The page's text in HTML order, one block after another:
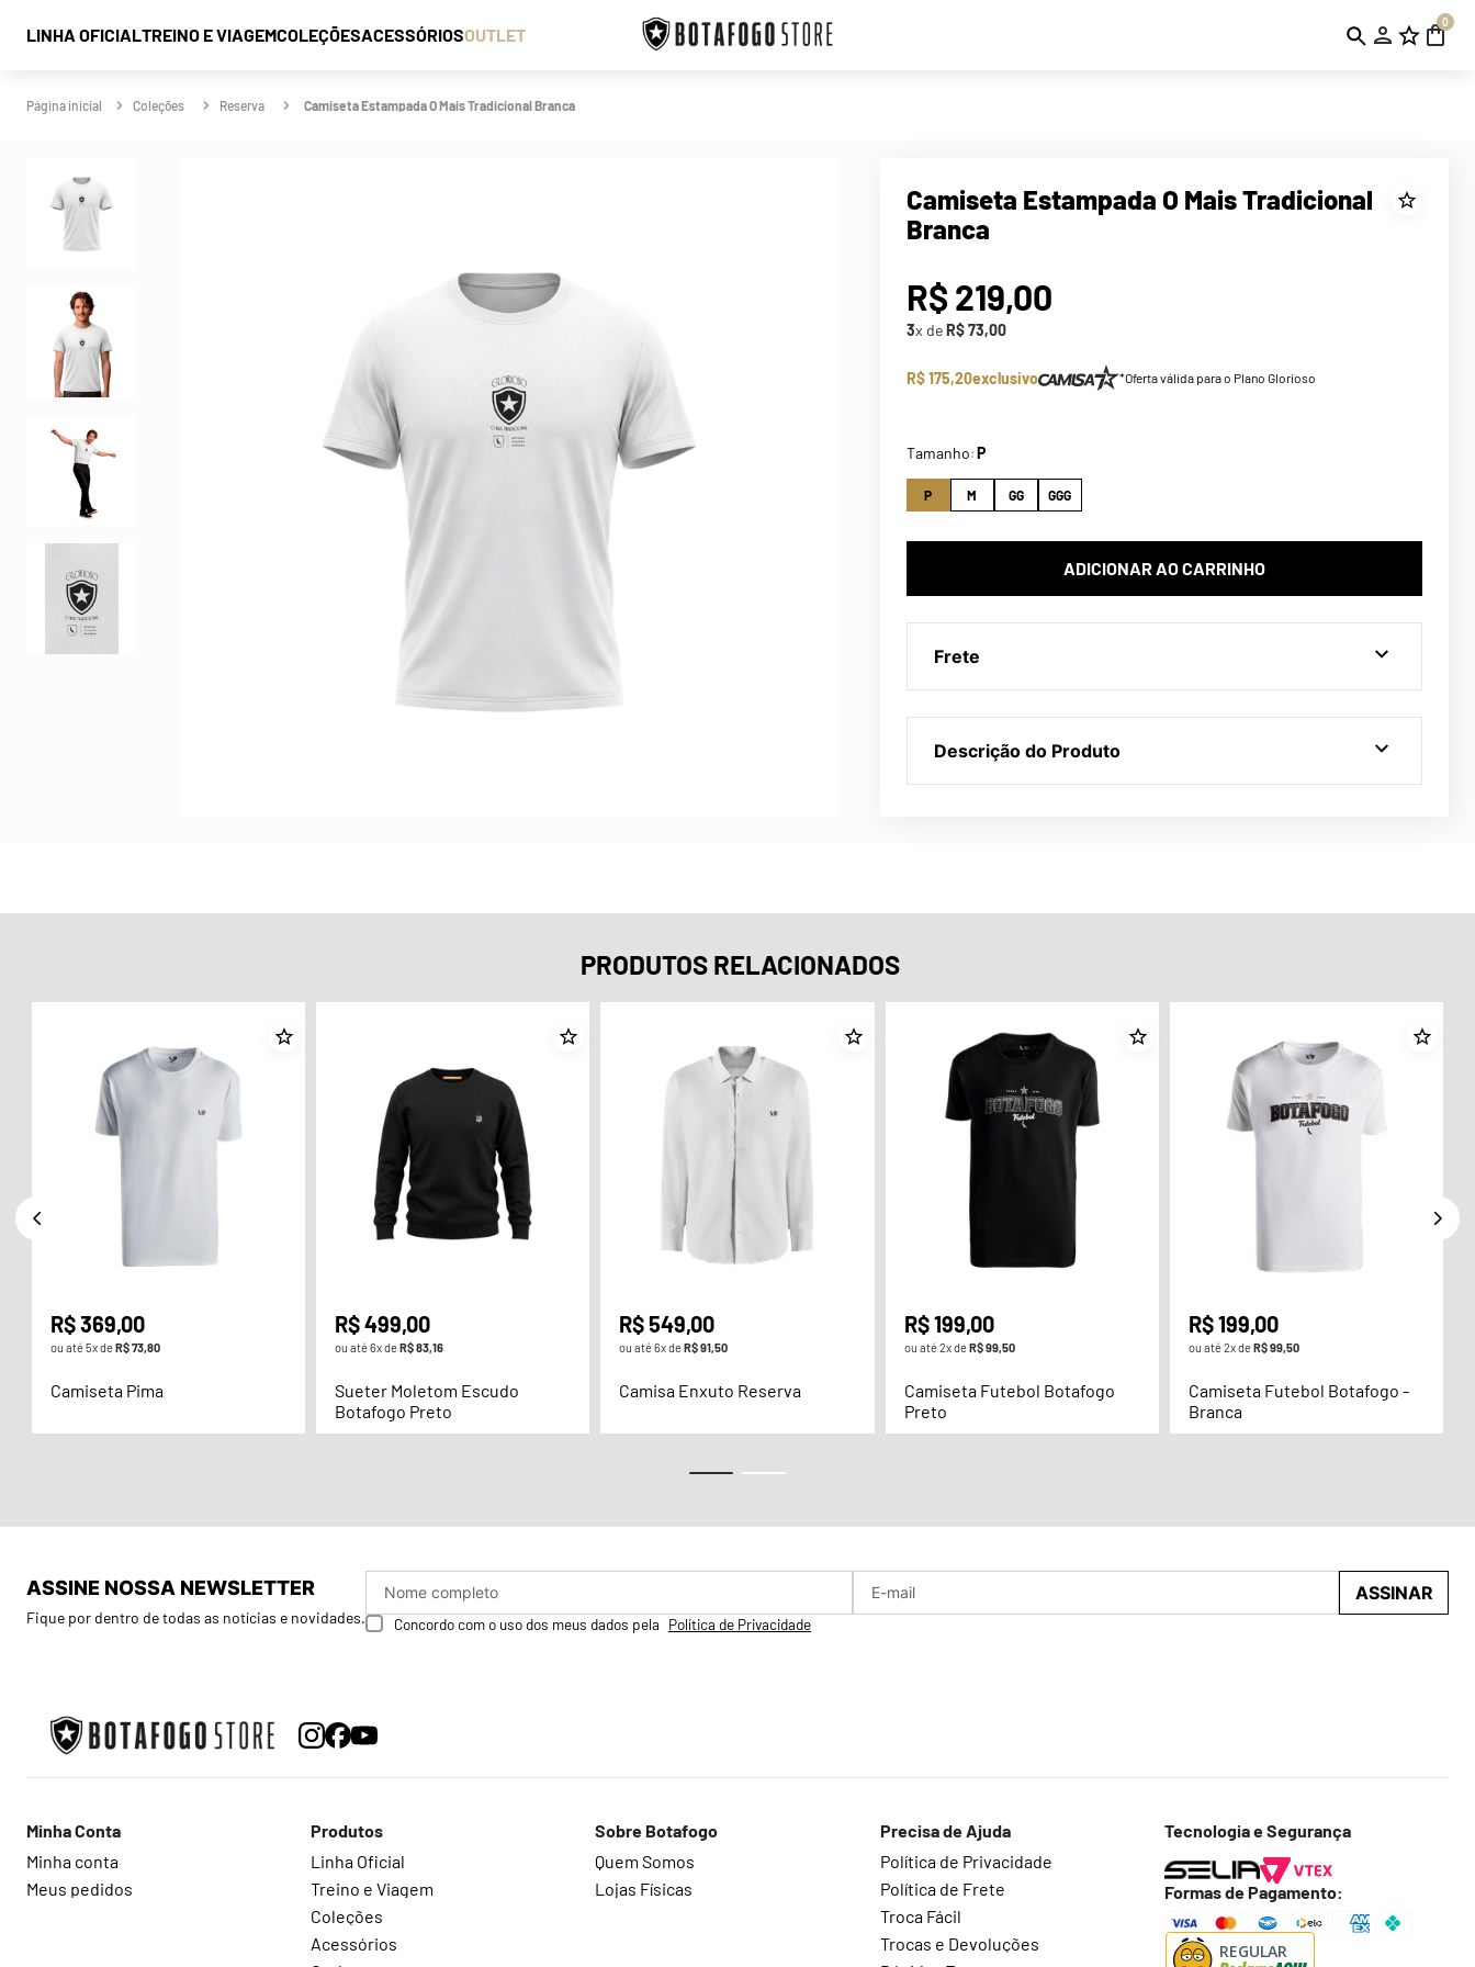
LINHA OFICIALTREINO E VIAGEMCOLEÇÕESACESSÓRIOSOUTLET
0
Coleções Reserva Camiseta Estampada O Mais Tradicional Branca
Camiseta Estampada O Mais Tradicional
Branca
R$ 219,00
3x deR$ 73,00
R$ 175,20exclusivo *Oferta válida para o Plano Glorioso
Tamanho: P
GG GGG
M
P
ADICIONAR AO CARRINHO
Frete
Descrição do Produto
PRODUTOS RELACIONADOS
R$369,00
ou até5x deR$73,80
Camiseta Pima
R$499,00
ou até6x deR$83,16
Sueter Moletom Escudo
Botafogo Preto
R$549,00
ou até6x deR$91,50
Camisa Enxuto Reserva
R$199,00
ou até2x deR$99,50
Camiseta Futebol Botafogo
Preto
R$199,00
ou até2x deR$99,50
Camiseta Futebol Botafogo -
Branca
ASSINE NOSSA NEWSLETTER
Fique por dentro de todas as notícias e novidades.
ASSINAR
Concordo com o uso dos meus dados pela Política de Privacidade
Minha Conta
Minha conta
Meus pedidos
Produtos
Linha Oficial
Treino e Viagem
Coleções
Acessórios
Sobre Botafogo
Quem Somos
Lojas Físicas
Precisa de Ajuda
Política de Privacidade
Política de Frete
Troca Fácil
Trocas e Devoluções
Tecnologia e Segurança
Formas de Pagamento:
REGULAR